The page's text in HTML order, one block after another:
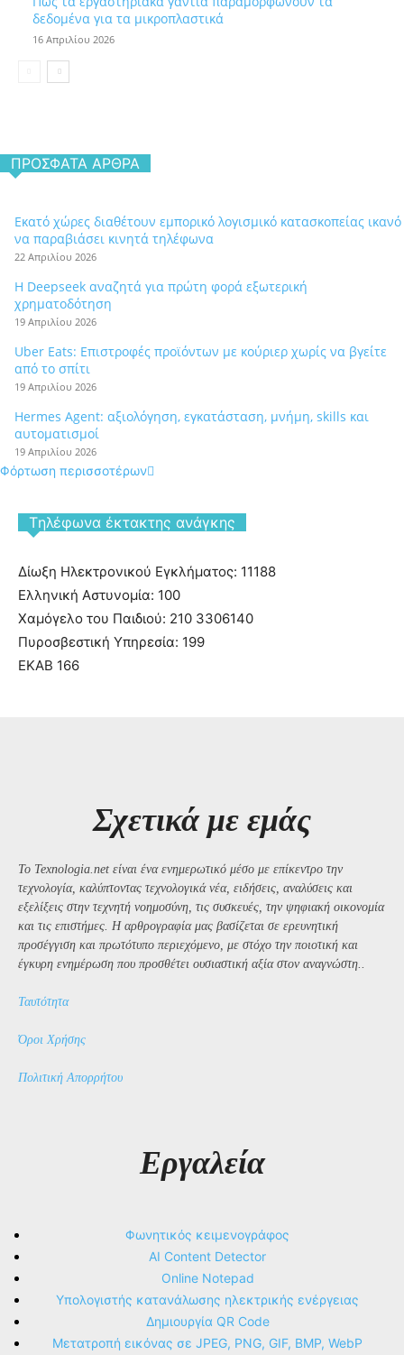
δεδομένα για τα μικροπλαστικά
16 Απριλίου 2026
ΠΡΌΣΦΑΤΑ ΆΡΘΡΑ
Εκατό χώρες διαθέτουν εμπορικό λογισμικό κατασκοπείας ικανό
να παραβιάσει κινητά τηλέφωνα
22 Απριλίου 2026
Η Deepseek αναζητά για πρώτη φορά εξωτερική
χρηματοδότηση
19 Απριλίου 2026
Uber Eats: Επιστροφές προϊόντων με κούριερ χωρίς να βγείτε
από το σπίτι
19 Απριλίου 2026
Hermes Agent: αξιολόγηση, εγκατάσταση, μνήμη, skills και
αυτοματισμοί
19 Απριλίου 2026
Φόρτωση περισσοτέρων
Tηλέφωνα έκτακτης ανάγκης
Δίωξη Ηλεκτρονικού Εγκλήματος: 11188
Ελληνική Αστυνομία: 100
Χαμόγελο του Παιδιού: 210 3306140
Πυροσβεστική Υπηρεσία: 199
ΕΚΑΒ 166
Σχετικά με εμάς
Το Texnologia.net είναι ένα ενημερωτικό μέσο με επίκεντρο την
τεχνολογία, καλύπτοντας τεχνολογικά νέα, ειδήσεις, αναλύσεις και
εξελίξεις στην τεχνητή νοημοσύνη, τις συσκευές, την ψηφιακή οικονομία
και τις επιστήμες. Η αρθρογραφία μας βασίζεται σε ερευνητική
προσέγγιση και πρωτότυπο περιεχόμενο, με στόχο την ποιοτική και
έγκυρη ενημέρωση που προσθέτει ουσιαστική αξία στον αναγνώστη..
Ταυτότητα
Όροι Χρήσης
Πολιτική Απορρήτου
Εργαλεία
Φωνητικός κειμενογράφος
AI Content Detector
Online Notepad
Υπολογιστής κατανάλωσης ηλεκτρικής ενέργειας
Δημιουργία QR Code
Μετατροπή εικόνας σε JPEG, PNG, GIF, BMP, WebP